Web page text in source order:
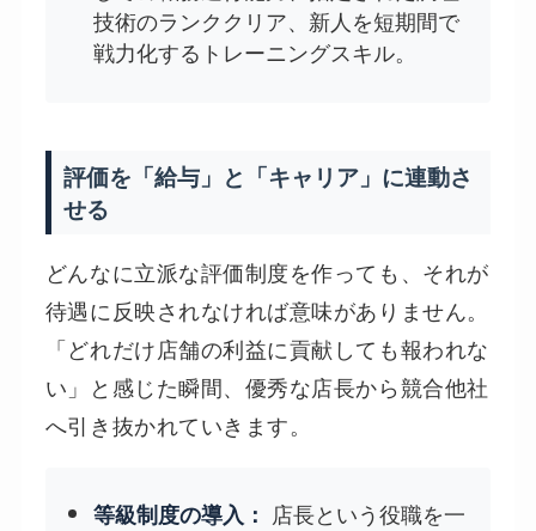
技術のランククリア、新人を短期間で
戦力化するトレーニングスキル。
評価を「給与」と「キャリア」に連動さ
せる
どんなに立派な評価制度を作っても、それが
待遇に反映されなければ意味がありません。
「どれだけ店舗の利益に貢献しても報われな
い」と感じた瞬間、優秀な店長から競合他社
へ引き抜かれていきます。
等級制度の導入： 店長という役職を一